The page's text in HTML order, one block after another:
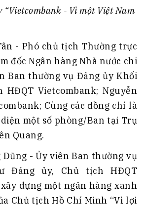
- Vì một Việt Nam
- Phó chủ tịch Thường trực
đốc Ngân hàng Nhà nước chi
Ban thường vụ Đảng ủy Khối
Vietcombank; Nguyễn
Cùng các đồng chí là
một số phòng/Ban tại Trụ
Quang.
- Ủy viên Ban thường vụ
Đảng ủy, Chủ tịch HĐQT
dựng một ngân hàng xanh
Chủ tịch Hồ Chí Minh “Vì lợi